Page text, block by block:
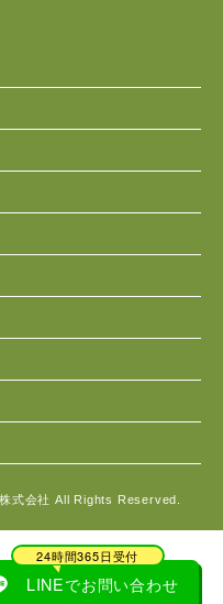
24時間365日受付
LINEでお問い合わせ
式会社 All Rights Reserved.